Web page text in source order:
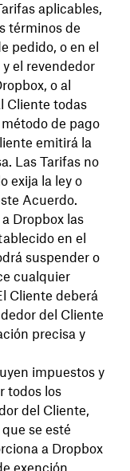
aplicables,
términos de
pedido, o en el
el revendedor
o al
Cliente todas
de pago
emitirá la
Las Tarifas no
exija la ley o
Acuerdo.
Dropbox las
en el
suspender o
cualquier
Cliente deberá
del Cliente
precisa y
impuestos y
todos los
del Cliente,
se esté
a Dropbox
exención